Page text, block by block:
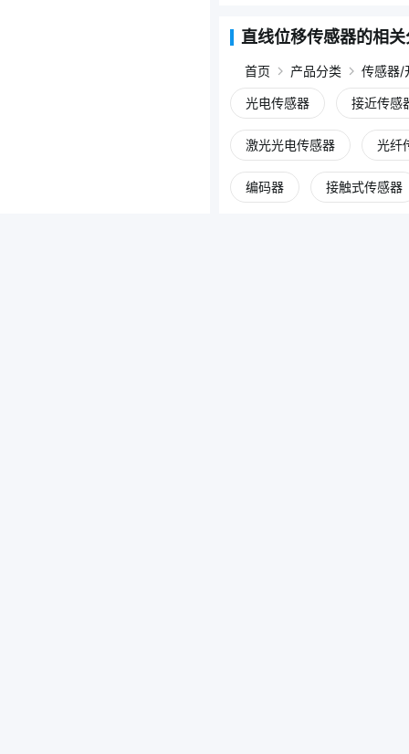
直线位移传感器的相
首页 产品分类 传感器/
光电传感器 接近传感
激光光电传感器 光纤
编码器 接触式传感器